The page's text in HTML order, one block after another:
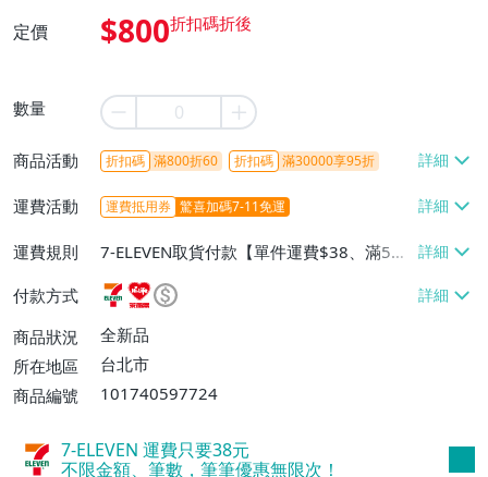
定價 $800
數量
商品活動 折扣碼 滿800折60 折扣碼 滿30000享95折
運費活動 運費抵用券 驚喜加碼7-11免運
運費規則
7-ELEVEN取貨付款【單件運費$38、滿5件
或消費滿$1298免運費】、7-ELEVEN取貨
不付款【免運費】、萊爾富取貨付款【單件
運費$60、滿5件或消費滿$1298免運
費】、宅配/貨運【單件運費$120、滿5件
付款方式
商品狀況
全新品
所在地區
台北市
商品編號
101740597724
7-ELEVEN 運費只要38元
不限金額、筆數，筆筆優惠無限次！